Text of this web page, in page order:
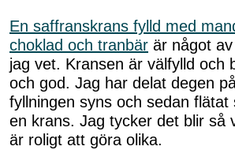
En saffranskrans fylld med
choklad och tranbär är något
jag vet. Kransen är välfylld och
och god. Jag har delat degen
fyllningen syns och sedan flätat
en krans. Jag tycker det blir så
är roligt att göra olika.